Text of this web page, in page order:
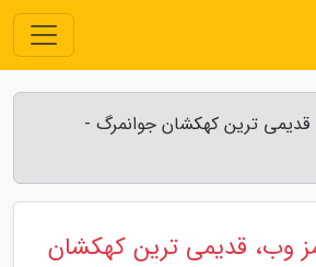
ترین کهکشان جوانمرگ -
وب، قدیمی ترین کهکشان